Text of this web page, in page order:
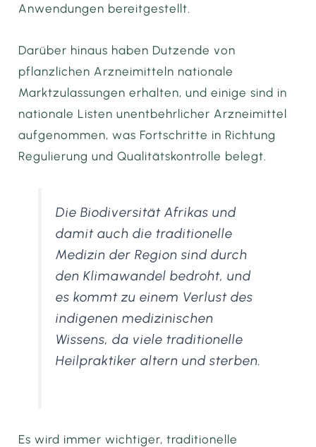
Anwendungen bereitgestellt.
Darüber hinaus haben Dutzende von
pflanzlichen Arzneimitteln nationale
Marktzulassungen erhalten, und einige sind in
nationale Listen unentbehrlicher Arzneimittel
aufgenommen, was Fortschritte in Richtung
Regulierung und Qualitätskontrolle belegt.
Die Biodiversität Afrikas und
damit auch die traditionelle
Medizin der Region sind durch
den Klimawandel bedroht, und
es kommt zu einem Verlust des
indigenen medizinischen
Wissens, da viele traditionelle
Heilpraktiker altern und sterben.
Es wird immer wichtiger, traditionelle